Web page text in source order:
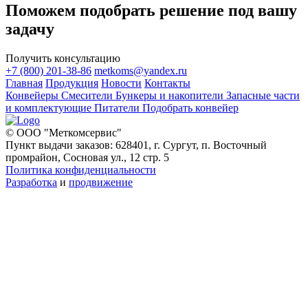
Поможем подобрать решение под вашу
задачу
Получить консультацию
+7 (800) 201-38-86 metkoms@yandex.ru
Главная Продукция Новости Контакты
Конвейеры Смесители Бункеры и накопители Запасные части
и комплектующие Питатели Подобрать конвейер
© ООО "Меткомсервис"
Пункт выдачи заказов: 628401, г. Сургут, п. Восточный
промрайон, Сосновая ул., 12 стр. 5
Политика конфиденциальности
Разработка и продвижение